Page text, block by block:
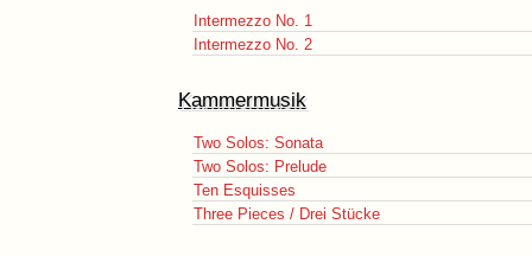
Intermezzo No. 1
Intermezzo No. 2
Kammermusik
Two Solos: Sonata
Two Solos: Prelude
Ten Esquisses
Three Pieces / Drei Stücke